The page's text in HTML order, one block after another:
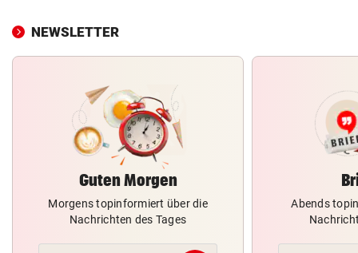
NEWSLETTER
Guten Morgen
Morgens topinformiert über die
Nachrichten des Tages
Abends